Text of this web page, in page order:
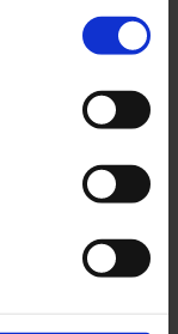
først til mølle-